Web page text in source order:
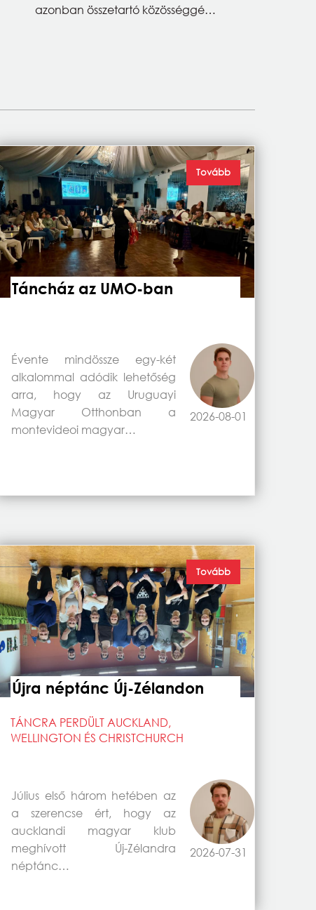
azonban összetartó közösséggé…
Táncház az UMO-ban
2026-08-01
Évente mindössze egy-két
alkalommal adódik lehetőség
arra, hogy az Uruguayi
Magyar Otthonban a
montevideoi magyar…
Tovább
Újra néptánc Új-Zélandon
TÁNCRA PERDÜLT AUCKLAND,
WELLINGTON ÉS CHRISTCHURCH
2026-07-31
Július első három hetében az
a szerencse ért, hogy az
aucklandi magyar klub
meghívott Új-Zélandra
néptánc…
Tovább